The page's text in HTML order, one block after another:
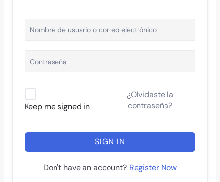
Keep me signed in
¿Olvidaste la
contraseña?
SIGN IN
Don't have an account? Register Now